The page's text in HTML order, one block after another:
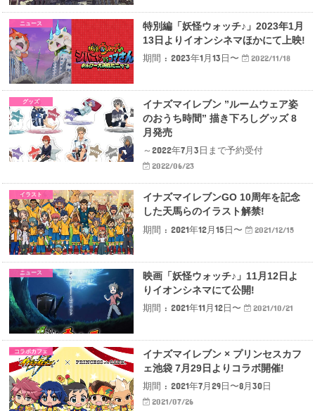
ニュース
特別編「妖怪ウォッチ♪」2023年1月
13日よりイオンシネマほかにて上映!
期間 : 2023年1月13日〜
2022/11/18
グッズ
イナズマイレブン ”ルームウェア姿
のおうち時間” 描き下ろしグッズ 8
月発売
～2022年7月3日まで予約受付
2022/06/23
イラスト
イナズマイレブンGO 10周年を記念
した天馬らのイラスト解禁!
期間 : 2021年12月15日〜
2021/12/15
ニュース
映画「妖怪ウォッチ♪」11月12日よ
りイオンシネマにて公開!
期間 : 2021年11月12日〜
2021/10/21
コラボカフェ
イナズマイレブン × プリンセスカフ
ェ池袋 7月29日よりコラボ開催!
期間 : 2021年7月29日〜8月30日
2021/07/26